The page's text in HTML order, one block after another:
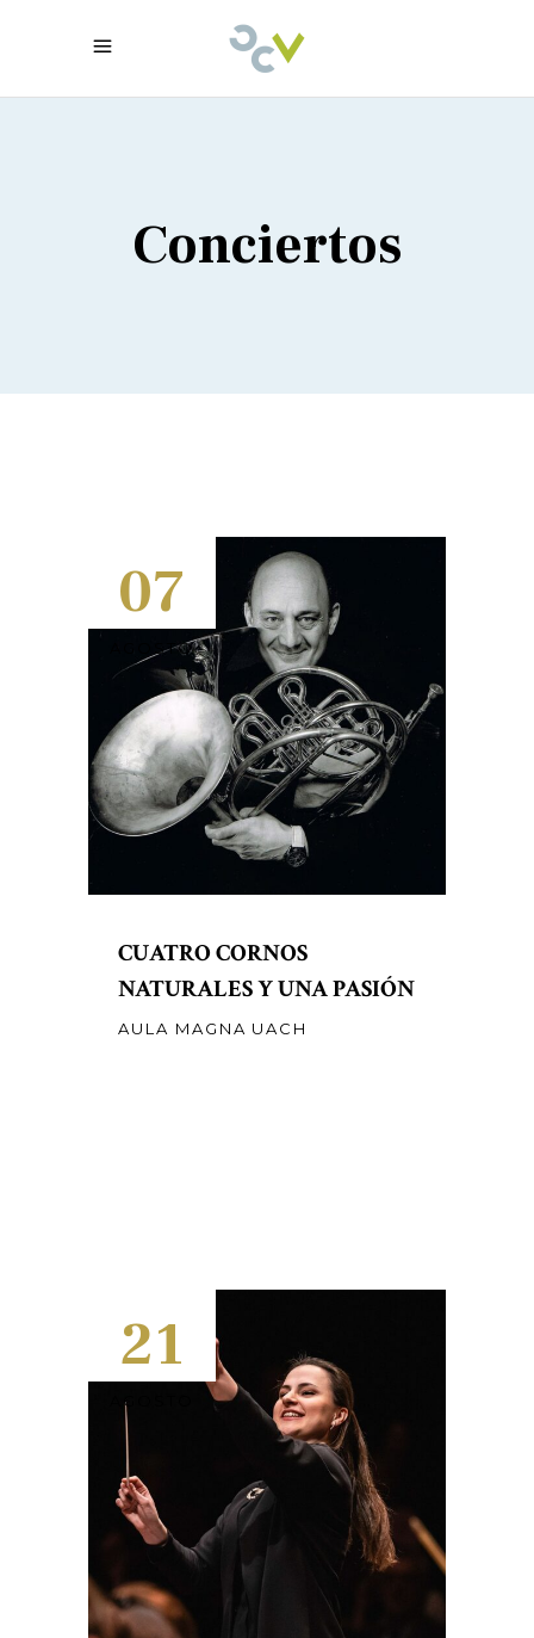
Conciertos
07
AGOSTO
CUATRO CORNOS
NATURALES Y UNA PASIÓN
AULA MAGNA UACH
21
AGOSTO